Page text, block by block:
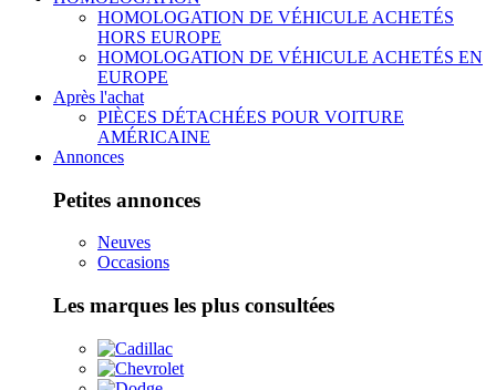
HOMOLOGATION DE VÉHICULE ACHETÉS
HORS EUROPE
HOMOLOGATION DE VÉHICULE ACHETÉS EN
EUROPE
Après l'achat
PIÈCES DÉTACHÉES POUR VOITURE
AMÉRICAINE
Annonces
Petites annonces
Neuves
Occasions
Les marques les plus consultées